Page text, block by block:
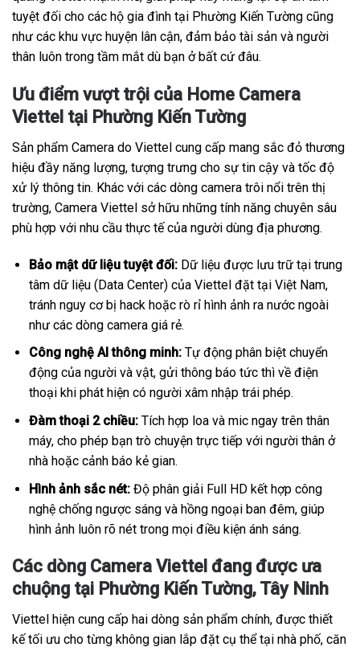
tuyệt đối cho các hộ gia đình tại Phường Kiến Tường cũng
như các khu vực huyện lân cận, đảm bảo tài sản và người
thân luôn trong tầm mắt dù bạn ở bất cứ đâu.
Ưu điểm vượt trội của Home Camera
Viettel tại Phường Kiến Tường
Sản phẩm Camera do Viettel cung cấp mang sắc đỏ thương
hiệu đầy năng lượng, tượng trưng cho sự tin cậy và tốc độ
xử lý thông tin. Khác với các dòng camera trôi nổi trên thị
trường, Camera Viettel sở hữu những tính năng chuyên sâu
phù hợp với nhu cầu thực tế của người dùng địa phương.
Bảo mật dữ liệu tuyệt đối:Dữ liệu được lưu trữ tại trung
tâm dữ liệu (Data Center) của Viettel đặt tại Việt Nam,
tránh nguy cơ bị hack hoặc rò rỉ hình ảnh ra nước ngoài
như các dòng camera giá rẻ.
Công nghệ AI thông minh:Tự động phân biệt chuyển
động của người và vật, gửi thông báo tức thì về điện
thoại khi phát hiện có người xâm nhập trái phép.
Đàm thoại 2 chiều:Tích hợp loa và mic ngay trên thân
máy, cho phép bạn trò chuyện trực tiếp với người thân ở
nhà hoặc cảnh báo kẻ gian.
Hình ảnh sắc nét:Độ phân giải Full HD kết hợp công
nghệ chống ngược sáng và hồng ngoại ban đêm, giúp
hình ảnh luôn rõ nét trong mọi điều kiện ánh sáng.
Các dòng Camera Viettel đang được ưa
chuộng tại Phường Kiến Tường, Tây Ninh
Viettel hiện cung cấp hai dòng sản phẩm chính, được thiết
kế tối ưu cho từng không gian lắp đặt cụ thể tại nhà phố, căn